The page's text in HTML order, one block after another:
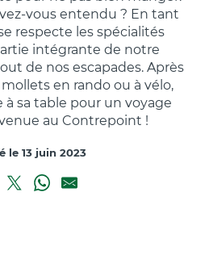
vous entendu ? En tant
respecte les spécialités
intégrante de notre
de nos escapades. Après
en rando ou à vélo,
à sa table pour un voyage
au Contrepoint !
le 13 juin 2023